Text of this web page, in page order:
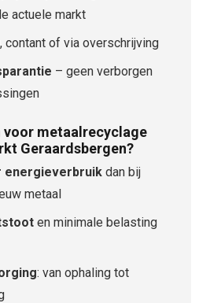
actuele markt
, contant of via overschrijving
– geen verborgen
voor metaalrecyclage
Geraardsbergen?
energieverbruik dan bij
metaal
en minimale belasting
: van ophaling tot